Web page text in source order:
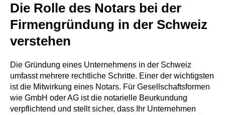
Die Rolle des Notars bei der
Firmengründung in der Schweiz
verstehen
Die Gründung eines Unternehmens in der Schweiz
umfasst mehrere rechtliche Schritte. Einer der wichtigsten
ist die Mitwirkung eines Notars. Für Gesellschaftsformen
wie GmbH oder AG ist die notarielle Beurkundung
verpflichtend und stellt sicher, dass Ihr Unternehmen